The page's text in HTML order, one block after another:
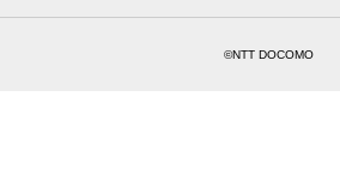
©NTT DOCOMO